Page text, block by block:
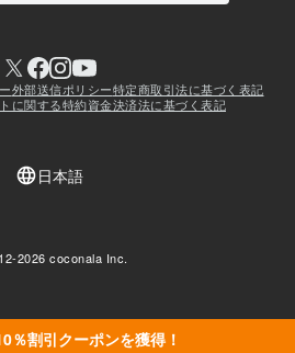
％割引クーポンを獲得！